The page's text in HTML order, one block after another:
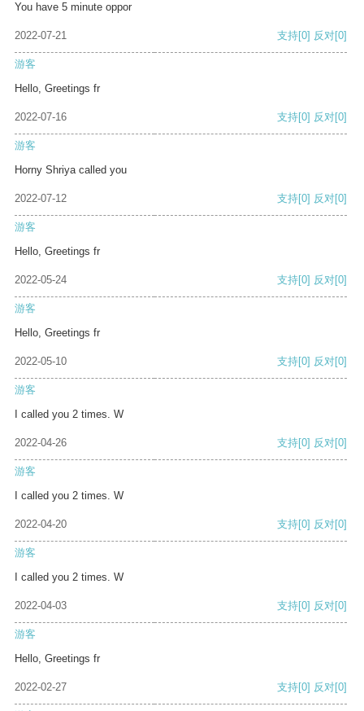
You have 5 minute oppor
2022-07-21 支持[0] 反对[0]
游客
Hello, Greetings fr
2022-07-16 支持[0] 反对[0]
游客
Horny Shriya called you
2022-07-12 支持[0] 反对[0]
游客
Hello, Greetings fr
2022-05-24 支持[0] 反对[0]
游客
Hello, Greetings fr
2022-05-10 支持[0] 反对[0]
游客
I called you 2 times. W
2022-04-26 支持[0] 反对[0]
游客
I called you 2 times. W
2022-04-20 支持[0] 反对[0]
游客
I called you 2 times. W
2022-04-03 支持[0] 反对[0]
游客
Hello, Greetings fr
2022-02-27 支持[0] 反对[0]